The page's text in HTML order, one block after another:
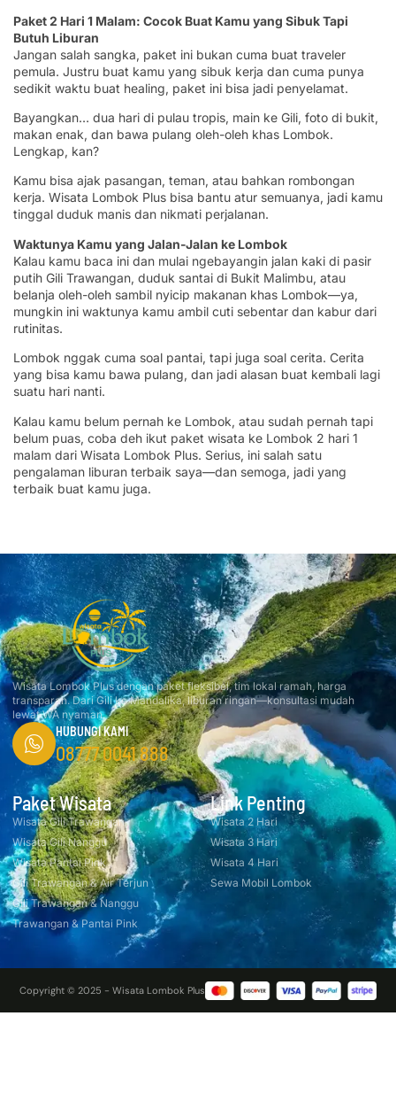
Paket 2 Hari 1 Malam: Cocok Buat Kamu yang Sibuk Tapi
Butuh Liburan
Jangan salah sangka, paket ini bukan cuma buat traveler
pemula. Justru buat kamu yang sibuk kerja dan cuma punya
sedikit waktu buat healing, paket ini bisa jadi penyelamat.
Bayangkan… dua hari di pulau tropis, main ke Gili, foto di bukit,
makan enak, dan bawa pulang oleh-oleh khas Lombok.
Lengkap, kan?
Kamu bisa ajak pasangan, teman, atau bahkan rombongan
kerja. Wisata Lombok Plus bisa bantu atur semuanya, jadi kamu
tinggal duduk manis dan nikmati perjalanan.
Waktunya Kamu yang Jalan-Jalan ke Lombok
Kalau kamu baca ini dan mulai ngebayangin jalan kaki di pasir
putih Gili Trawangan, duduk santai di Bukit Malimbu, atau
belanja oleh-oleh sambil nyicip makanan khas Lombok—ya,
mungkin ini waktunya kamu ambil cuti sebentar dan kabur dari
rutinitas.
Lombok nggak cuma soal pantai, tapi juga soal cerita. Cerita
yang bisa kamu bawa pulang, dan jadi alasan buat kembali lagi
suatu hari nanti.
Kalau kamu belum pernah ke Lombok, atau sudah pernah tapi
belum puas, coba deh ikut paket wisata ke Lombok 2 hari 1
malam dari Wisata Lombok Plus. Serius, ini salah satu
pengalaman liburan terbaik saya—dan semoga, jadi yang
terbaik buat kamu juga.
Wisata Lombok Plus dengan paket fleksibel, tim lokal ramah, harga
transparan. Dari Gili ke Mandalika, liburan ringan—konsultasi mudah
lewat WA nyaman.
HUBUNGI KAMI
08777 0041 888
Paket Wisata
Wisata Gili Trawangan
Wisata Gili Nanggu
Wisata Pantai Pink
Gili Trawangan & Air Terjun
Gili Trawangan & Nanggu
Trawangan & Pantai Pink
Link Penting
Wisata 2 Hari
Wisata 3 Hari
Wisata 4 Hari
Sewa Mobil Lombok
Copyright © 2025 - Wisata Lombok Plus